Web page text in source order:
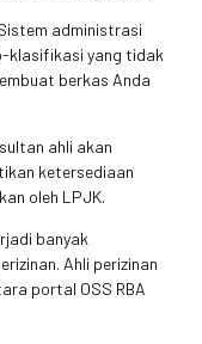
administrasi
klasifikasi yang tidak
berkas Anda
ahli akan
ketersediaan
oleh LPJK.
banyak
Ahli perizinan
portal OSS RBA